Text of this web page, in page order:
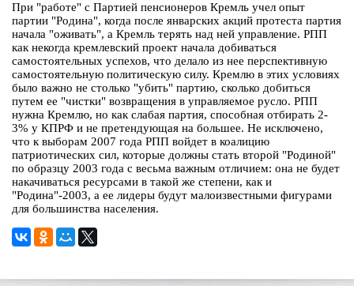
При "работе" с Партией пенсионеров Кремль учел опыт
партии "Родина", когда после январских акций протеста партия
начала "оживать", а Кремль терять над ней управление. РПП
как некогда кремлевский проект начала добиваться
самостоятельных успехов, что делало из нее перспективную
самостоятельную политическую силу. Кремлю в этих условиях
было важно не столько "убить" партию, сколько добиться
путем ее "чистки" возвращения в управляемое русло. РПП
нужна Кремлю, но как слабая партия, способная отбирать 2-
3% у КПРФ и не претендующая на большее. Не исключено,
что к выборам 2007 года РПП войдет в коалицию
патриотических сил, которые должны стать второй "Родиной"
по образцу 2003 года с весьма важным отличием: она не будет
накачиваться ресурсами в такой же степени, как и
"Родина"-2003, а ее лидеры будут малоизвестными фигурами
для большинства населения.